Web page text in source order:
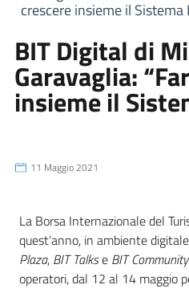
crescere insieme il Sistema
BIT Digital di
Garavaglia:
insieme il
11 Maggio 2021
La Borsa Internazionale del
quest’anno, in ambiente
Plaza, BIT Talkse BIT Community
operatori, dal 12 al 14 maggio